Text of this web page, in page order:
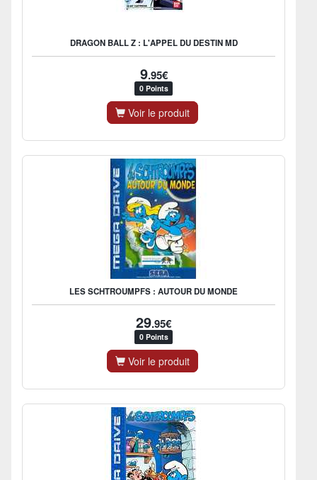
DRAGON BALL Z : L'APPEL DU DESTIN MD
9.95€
0 Points
Voir le produit
LES SCHTROUMPFS : AUTOUR DU MONDE
29.95€
0 Points
Voir le produit